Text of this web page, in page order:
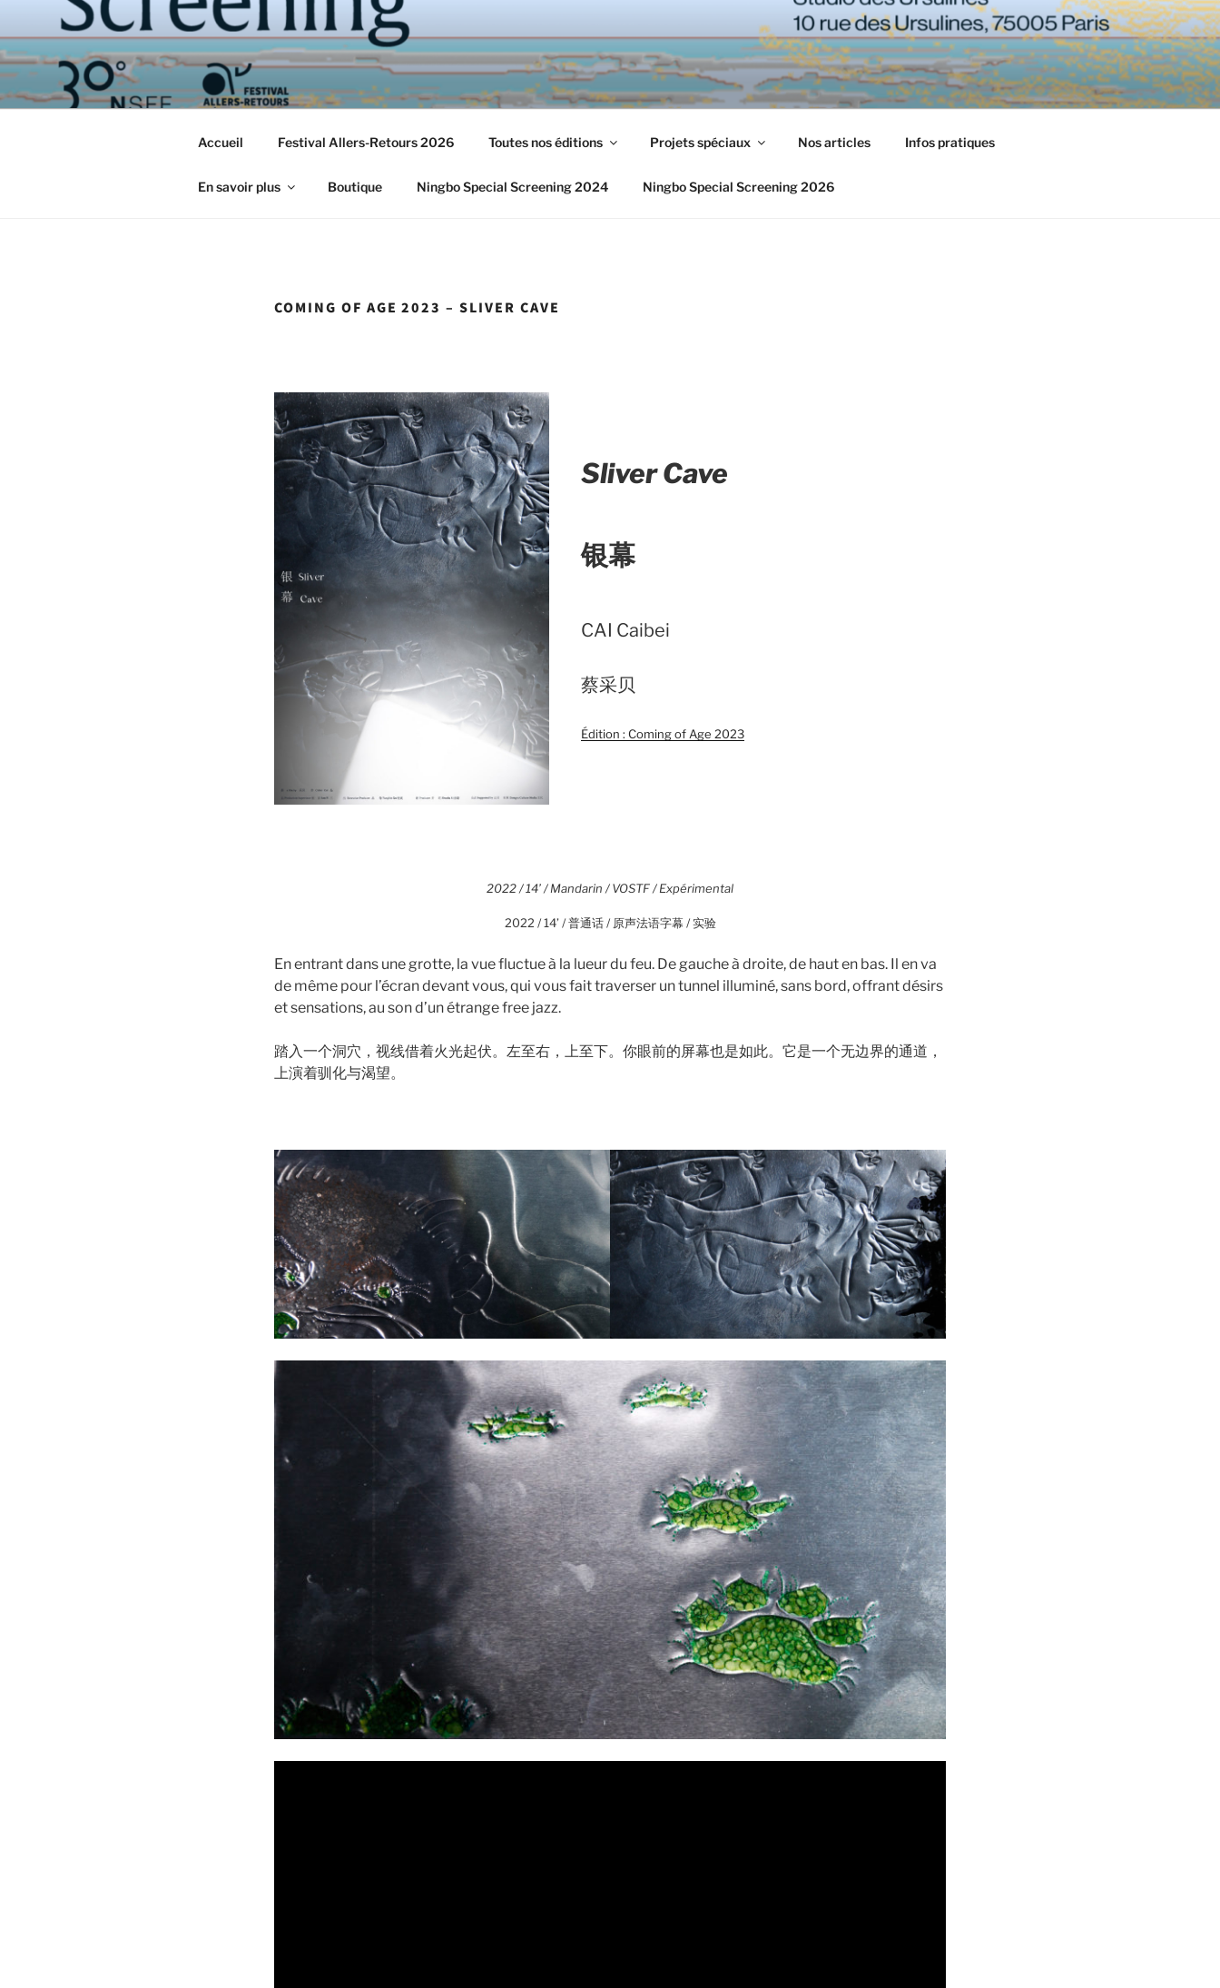
contenu
principal
Accueil Festival Allers-Retours 2026 Toutes nos éditions Projets spéciaux Nos articles Infos pratiques
En savoir plus Boutique Ningbo Special Screening 2024 Ningbo Special Screening 2026
COMING OF AGE 2023 – SLIVER CAVE
Sliver Cave
银幕
CAI Caibei
蔡采贝
Édition : Coming of Age 2023
2022 / 14’ / Mandarin / VOSTF / Expérimental
2022 / 14’ / 普通话 / 原声法语字幕 / 实验
En entrant dans une grotte, la vue fluctue à la lueur du feu. De gauche à droite, de haut en bas. Il en va
de même pour l’écran devant vous, qui vous fait traverser un tunnel illuminé, sans bord, offrant désirs
et sensations, au son d’un étrange free jazz.
踏入一个洞穴，视线借着火光起伏。左至右，上至下。你眼前的屏幕也是如此。它是一个无边界的通道，
上演着驯化与渴望。